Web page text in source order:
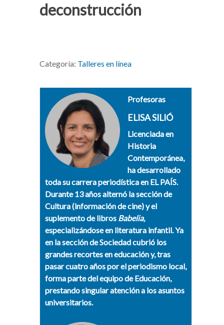
deconstrucción
Categoría: Talleres en línea
Profesoras
ELISA SILIÓ
Licenciada en
Historia
Contemporánea,
ha desarrollado
toda su carrera periodística en EL PAÍS.
Durante 13 años alternó la sección de
Cultura (información de cine) y el
suplemento de libros Babelia,
especializándose en literatura infantil. Ya
en la sección de Sociedad cubrió los
grandes recortes en educación y, tras
pasar cuatro años por el periodismo local,
forma parte del equipo de Educación,
prestando singular atención a los asuntos
universitarios.